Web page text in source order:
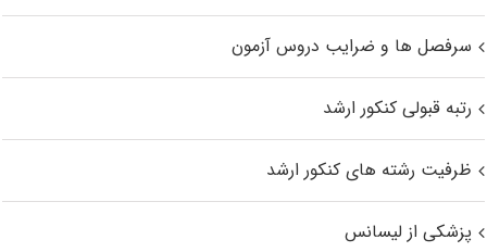
سرفصل ها و ضرایب دروس آزمون
رتبه قبولی کنکور ارشد
ظرفیت رشته های کنکور ارشد
پزشکی از لیسانس